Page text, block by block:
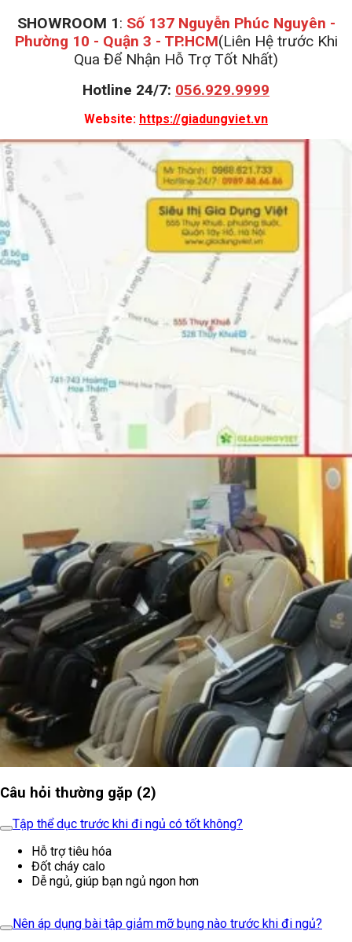
SHOWROOM 1: Số 137 Nguyễn Phúc Nguyên -
Phường 10 - Quận 3 - TP.HCM(Liên Hệ trước Khi
Qua Để Nhận Hỗ Trợ Tốt Nhất)
Hotline 24/7: 056.929.9999
Website: https://giadungviet.vn
Câu hỏi thường gặp (2)
Tập thể dục trước khi đi ngủ có tốt không?
Hỗ trợ tiêu hóa
Đốt cháy calo
Dễ ngủ, giúp bạn ngủ ngon hơn
Nên áp dụng bài tập giảm mỡ bụng nào trước khi đi ngủ?